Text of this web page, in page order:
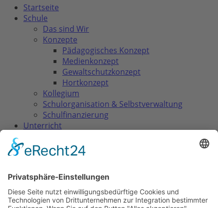
Close
Menu
Startseite
Schule
Das sind Wir
Konzepte
Pädagogisches Konzept
Medienkonzept
Gewaltschutzkonzept
Hortkonzept
Kollegium
Schulorganisation & Selbstverwaltung
Schulfinanzierung
Unterricht
Lehrplan & Abschlüsse
Klassenstufen
Elternwegweiser
Aufnahme
Einführende Elternabende